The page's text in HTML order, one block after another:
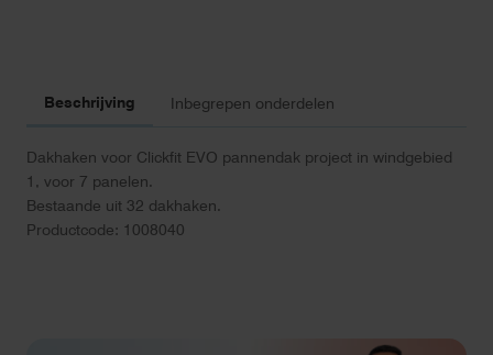
Beschrijving Inbegrepen onderdelen
Dakhaken voor Clickfit EVO pannendak project in windgebied
1, voor 7 panelen.
Bestaande uit 32 dakhaken.
Productcode: 1008040